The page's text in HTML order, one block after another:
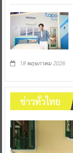
18 พฤษภาคม 2026
ข่าวทั่วไทย